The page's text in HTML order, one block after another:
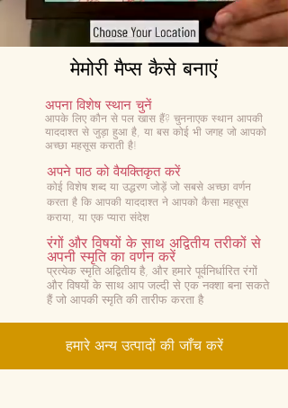
मेमोरी मैप्स कैसे बनाएं
अपना विशेष स्थान चुनें
आपके लिए कौन से पल खास हैं? चुननाएक स्थान आपकी
याददाश्त से जुड़ा हुआ है, या बस कोई भी जगह जो आपको
अच्छा महसूस कराती है!
अपने पाठ को वैयक्तिकृत करें
कोई विशेष शब्द या उद्धरण जोड़ें जो सबसे अच्छा वर्णन
करता है कि आपकी याददाश्त ने आपको कैसा महसूस
कराया, या एक प्यारा संदेश
रंगों और विषयों के साथ अद्वितीय तरीकों से
अपनी स्मृति का वर्णन करें
प्रत्येक स्मृति अद्वितीय है, और हमारे पूर्वनिर्धारित रंगों
और विषयों के साथ आप जल्दी से एक नक्शा बना सकते
हैं जो आपकी स्मृति की तारीफ करता है
हमारे अन्य उत्पादों की जाँच करें